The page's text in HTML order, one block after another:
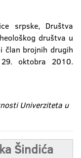
srpske, Društva
društva u
član brojnih drugih
oktobra 2010.
Univerziteta u
Šindića